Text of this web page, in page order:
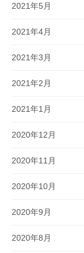
2021年5月
2021年4月
2021年3月
2021年2月
2021年1月
2020年12月
2020年11月
2020年10月
2020年9月
2020年8月